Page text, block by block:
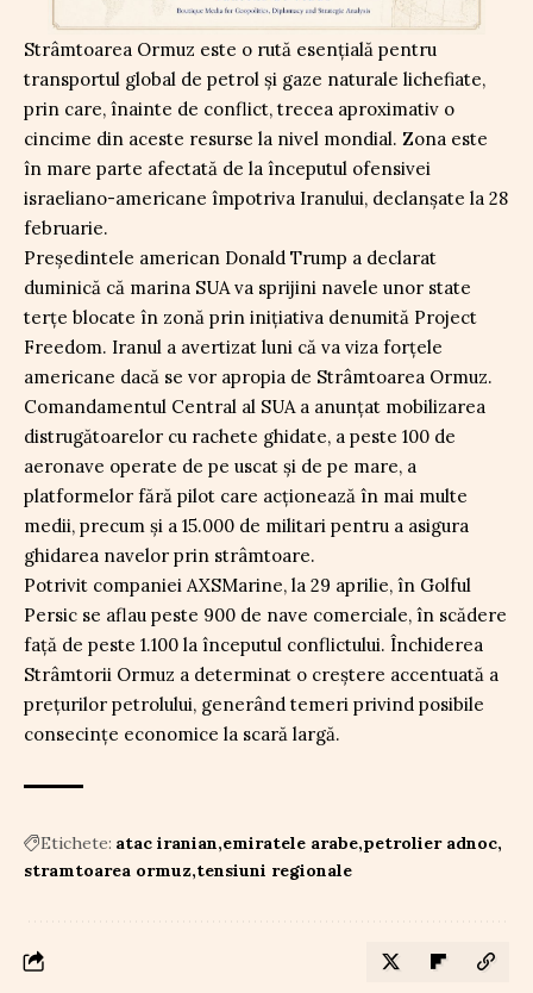
Strâmtoarea Ormuz este o rută esențială pentru
transportul global de petrol și gaze naturale lichefiate,
prin care, înainte de conflict, trecea aproximativ o
cincime din aceste resurse la nivel mondial. Zona este
în mare parte afectată de la începutul ofensivei
israeliano-americane împotriva Iranului, declanșate la 28
februarie.
Președintele american Donald Trump a declarat
duminică că marina SUA va sprijini navele unor state
terțe blocate în zonă prin inițiativa denumită Project
Freedom. Iranul a avertizat luni că va viza forțele
americane dacă se vor apropia de Strâmtoarea Ormuz.
Comandamentul Central al SUA a anunțat mobilizarea
distrugătoarelor cu rachete ghidate, a peste 100 de
aeronave operate de pe uscat și de pe mare, a
platformelor fără pilot care acționează în mai multe
medii, precum și a 15.000 de militari pentru a asigura
ghidarea navelor prin strâmtoare.
Potrivit companiei AXSMarine, la 29 aprilie, în Golful
Persic se aflau peste 900 de nave comerciale, în scădere
față de peste 1.100 la începutul conflictului. Închiderea
Strâmtorii Ormuz a determinat o creștere accentuată a
prețurilor petrolului, generând temeri privind posibile
consecințe economice la scară largă.
Etichete: atac iranian emiratele arabe petrolier adnoc
stramtoarea ormuz tensiuni regionale